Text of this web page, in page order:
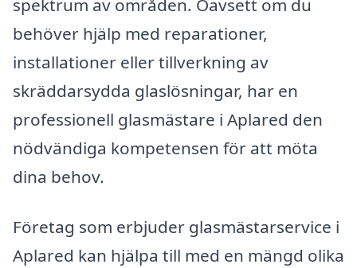
spektrum av områden. Oavsett om du
behöver hjälp med reparationer,
installationer eller tillverkning av
skräddarsydda glaslösningar, har en
professionell glasmästare i Aplared den
nödvändiga kompetensen för att möta
dina behov.
Företag som erbjuder glasmästarservice i
Aplared kan hjälpa till med en mängd olika